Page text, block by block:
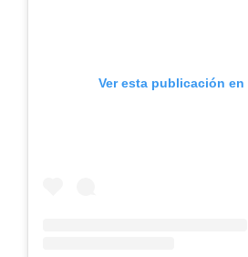
Ver esta publicación en